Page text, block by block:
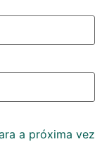
a próxima vez